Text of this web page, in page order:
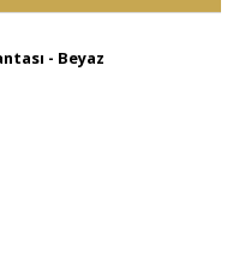
- Beyaz